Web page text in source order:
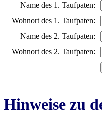
Name des 1. Taufpaten:
Wohnort des 1. Taufpaten:
Name des 2. Taufpaten:
Wohnort des 2. Taufpaten:
Hinweise zu